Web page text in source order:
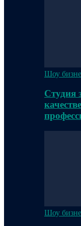
Шоу
Студия
Шоу